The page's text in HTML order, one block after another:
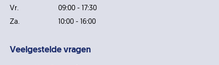
Vr.
09:00 - 17:30
Za.
10:00 - 16:00
Veelgestelde vragen